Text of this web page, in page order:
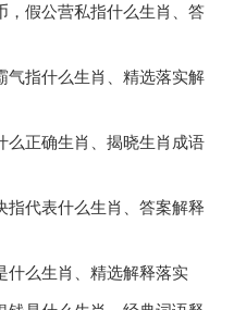
，假公营私指什么生肖、答
气指什么生肖、精选落实解
么正确生肖、揭晓生肖成语
指代表什么生肖、答案解释
什么生肖、精选解释落实